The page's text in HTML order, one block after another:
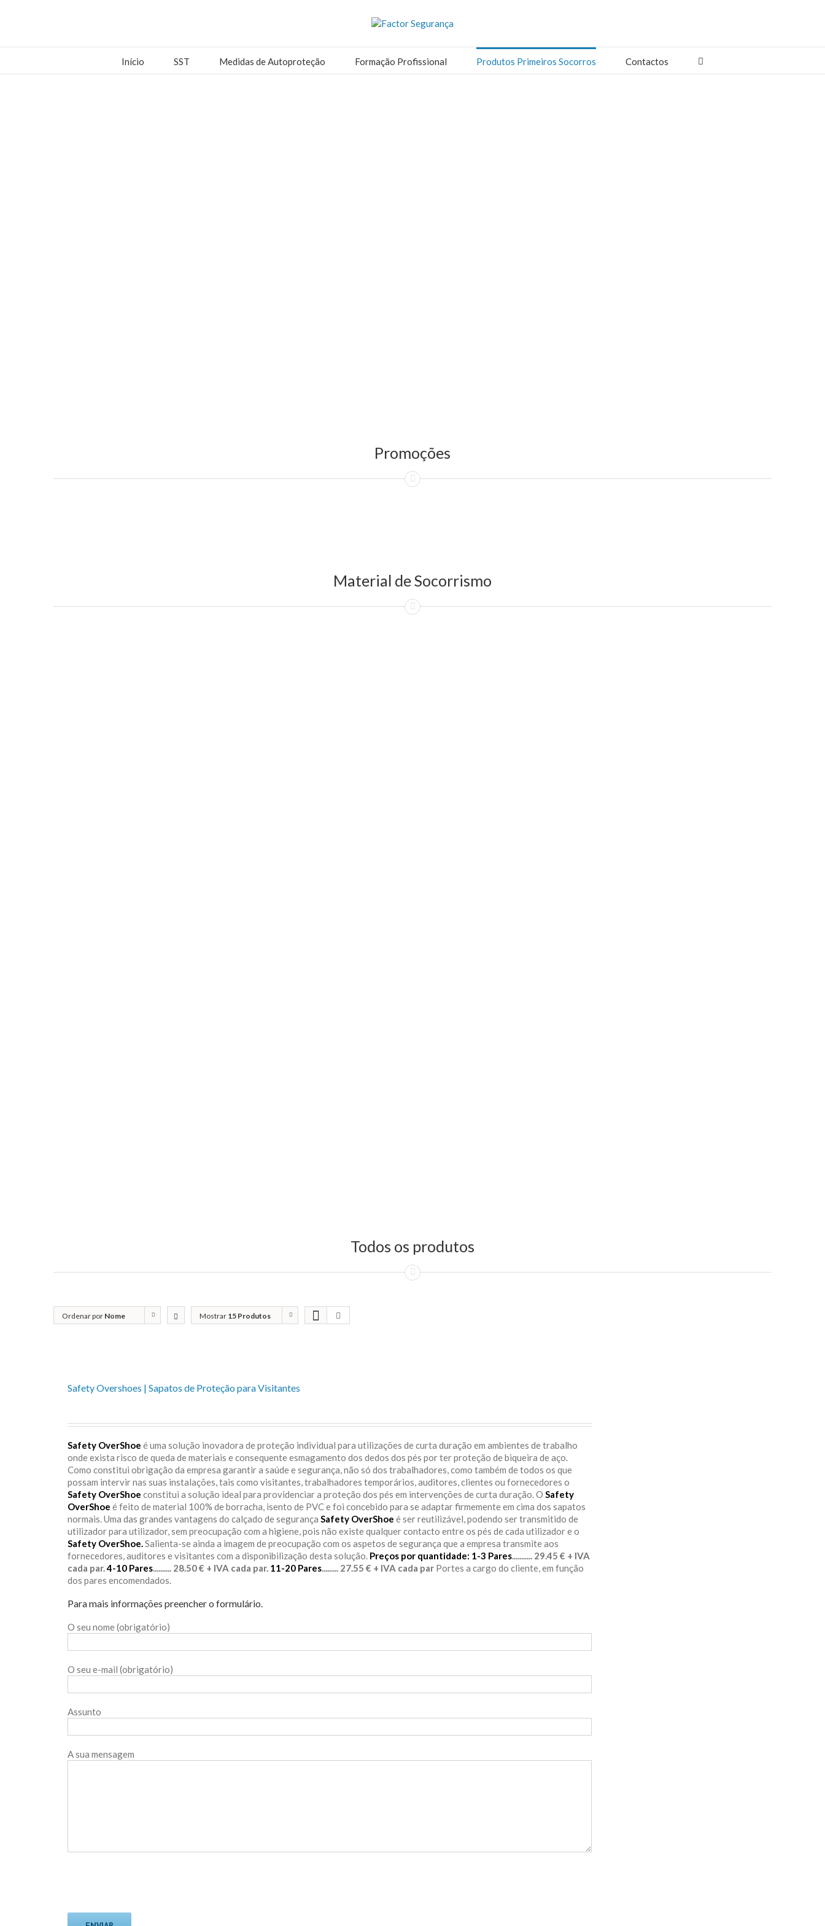
Início SST Medidas de Autoproteção Formação Profissional Produtos Primeiros Socorros Contactos
Promoções
Material de Socorrismo
Todos os produtos
Ordenar por Nome Mostrar 15 Produtos
Safety Overshoes | Sapatos de Proteção para Visitantes
Safety OverShoe é uma solução inovadora de proteção individual para utilizações de curta duração em ambientes de trabalho
onde exista risco de queda de materiais e consequente esmagamento dos dedos dos pés por ter proteção de biqueira de aço.
Como constitui obrigação da empresa garantir a saúde e segurança, não só dos trabalhadores, como também de todos os que
possam intervir nas suas instalações, tais como visitantes, trabalhadores temporários, auditores, clientes ou fornecedores o
Safety OverShoe constitui a solução ideal para providenciar a proteção dos pés em intervenções de curta duração. O Safety
OverShoe é feito de material 100% de borracha, isento de PVC e foi concebido para se adaptar firmemente em cima dos sapatos
normais. Uma das grandes vantagens do calçado de segurança Safety OverShoe é ser reutilizável, podendo ser transmitido de
utilizador para utilizador, sem preocupação com a higiene, pois não existe qualquer contacto entre os pés de cada utilizador e o
Safety OverShoe. Salienta-se ainda a imagem de preocupação com os aspetos de segurança que a empresa transmite aos
fornecedores, auditores e visitantes com a disponibilização desta solução. Preços por quantidade: 1-3 Pares ........... 29.45 € + IVA
cada par. 4-10 Pares .......... 28.50 € + IVA cada par. 11-20 Pares ......... 27.55 € + IVA cada par Portes a cargo do cliente, em função
dos pares encomendados.
Para mais informações preencher o formulário.
O seu nome (obrigatório)
O seu e-mail (obrigatório)
Assunto
A sua mensagem